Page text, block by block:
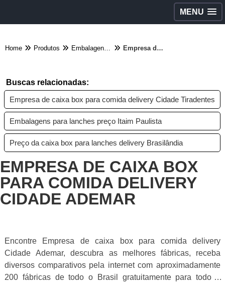
MENU
Home Produtos Embalagens diversas - Categoria Empresa de caixa box para comida delivery Cidade Ademar
Buscas relacionadas:
Empresa de caixa box para comida delivery Cidade Tiradentes
Embalagens para lanches preço Itaim Paulista
Preço da caixa box para lanches delivery Brasilândia
EMPRESA DE CAIXA BOX
PARA COMIDA DELIVERY
CIDADE ADEMAR
Encontre Empresa de caixa box para comida delivery
Cidade Ademar, descubra as melhores fábricas, receba
diversos comparativos pela internet com aproximadamente
200 fábricas de todo o Brasil gratuitamente para todo o